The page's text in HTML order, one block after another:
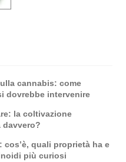
cannabis: come
dovrebbe intervenire
la coltivazione
davvero?
quali proprietà ha e
più curiosi